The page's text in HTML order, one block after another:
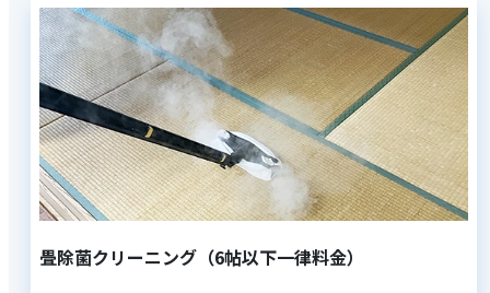
畳除菌クリーニング（6帖以下一律料金）